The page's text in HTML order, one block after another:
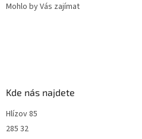
Mohlo by Vás zajímat
Kde nás najdete
Hlízov 85
285 32